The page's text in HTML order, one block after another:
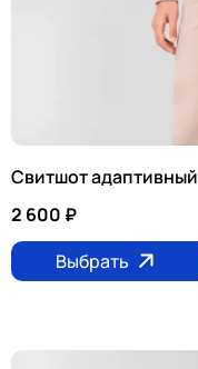
Свитшот адаптивный
2 600 ₽
Выбрать